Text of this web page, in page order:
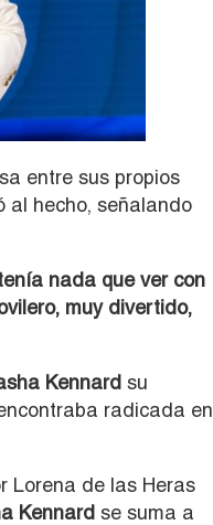
entre sus propios
al hecho, señalando
nada que ver con
muy divertido,
Kennard su
radicada en
Lorena de las Heras
Kennard se suma a